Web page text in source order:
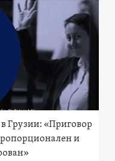
Грузии: «Приговор
и